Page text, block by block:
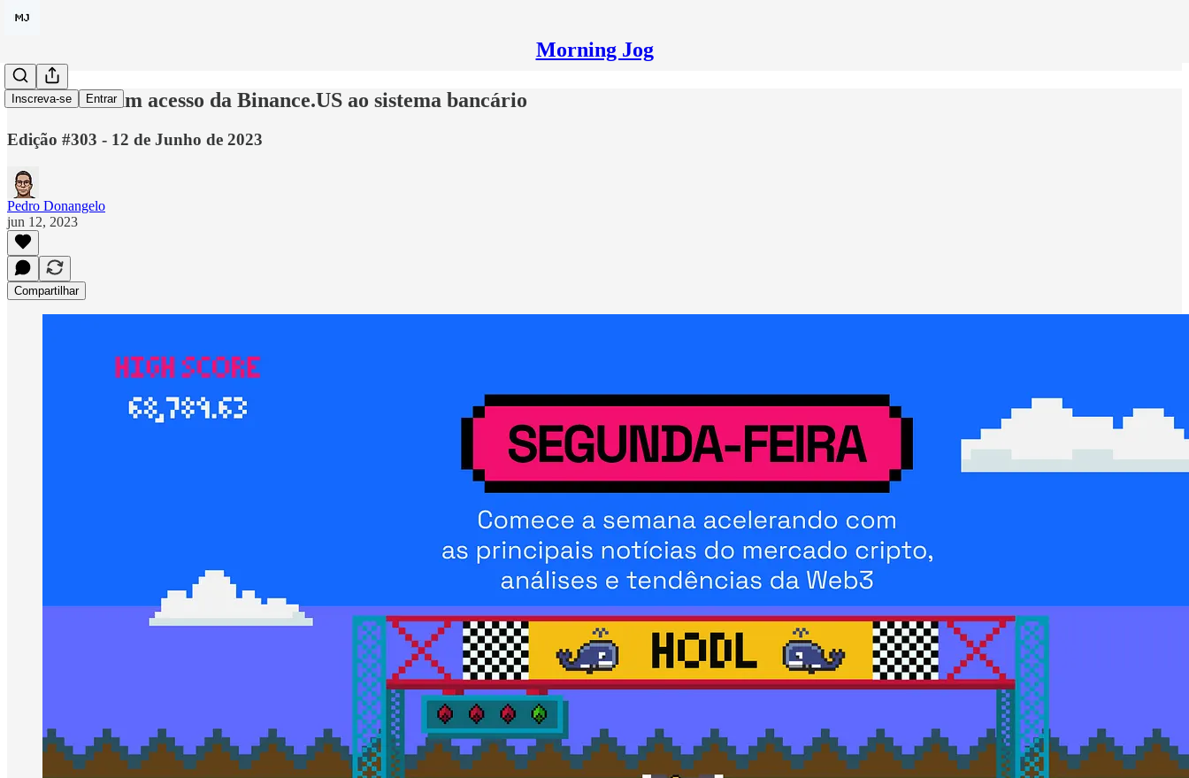
Morning Jog
Inscreva-se Entrar
Bancos cortam acesso da Binance.US ao sistema bancário
Edição #303 - 12 de Junho de 2023
Pedro Donangelo
jun 12, 2023
Compartilhar